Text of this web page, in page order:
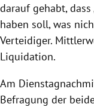
darauf gehabt,
haben soll, was
Verteidiger.
Liquidation.
Am
Befragung der